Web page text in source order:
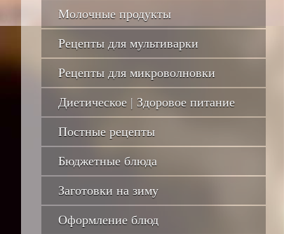
Молочные продукты
Рецепты для мультиварки
Рецепты для микроволновки
Диетическое | Здоровое питание
Постные рецепты
Бюджетные блюда
Заготовки на зиму
Оформление блюд